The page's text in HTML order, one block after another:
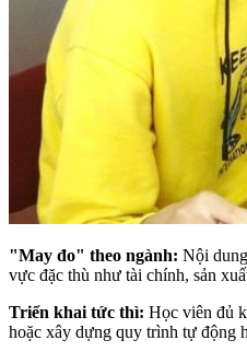
"May đo" theo ngành: Nội
vực đặc thù như tài chính, sản
Triển khai tức thì: Học viên đủ
hoặc xây dựng quy trình tự động